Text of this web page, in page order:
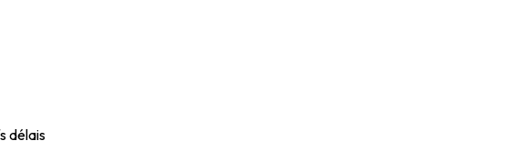
délais